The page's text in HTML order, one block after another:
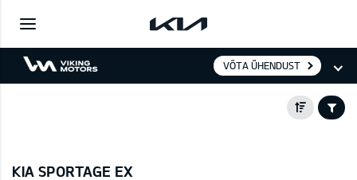
VÕTA ÜHENDUST
KIA SPORTAGE EX